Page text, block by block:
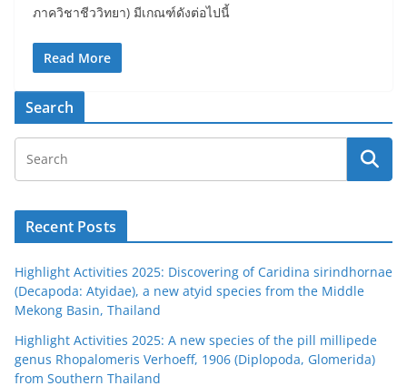
ภาควิชาชีววิทยา) มีเกณฑ์ดังต่อไปนี้
Read More
Search
Recent Posts
Highlight Activities 2025: Discovering of Caridina sirindhornae
(Decapoda: Atyidae), a new atyid species from the Middle
Mekong Basin, Thailand
Highlight Activities 2025: A new species of the pill millipede
genus Rhopalomeris Verhoeff, 1906 (Diplopoda, Glomerida)
from Southern Thailand